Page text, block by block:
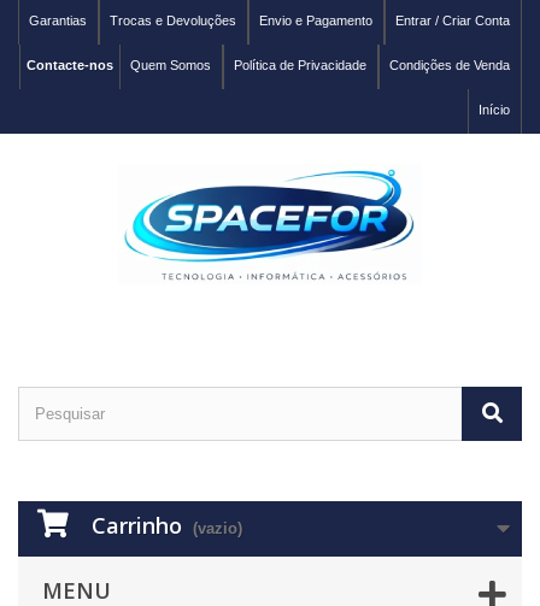
Entrar / Criar Conta
Envio e Pagamento
Trocas e Devoluções
Garantias
Condições de Venda
Política de Privacidade
Quem Somos
Contacte-nos
Início
Carrinho (vazio)
MENU